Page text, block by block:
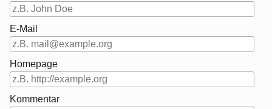
E-Mail
Homepage
Kommentar